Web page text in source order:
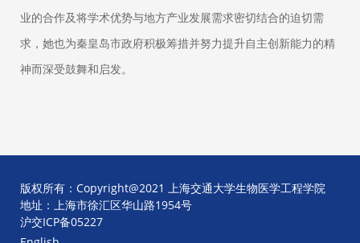
业的合作及将学术优势与地方产业发展需求密切结合的迫切需
求，她也为秦皇岛市政府积极筹措并努力提升自主创新能力的精
神而深受鼓舞和启发。
版权所有：Copyright@2021 上海交通大学生物医学工程学院
地址：上海市徐汇区华山路1954号
沪交ICP备05227